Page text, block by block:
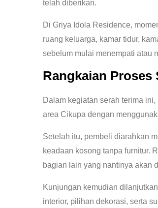
telah diberikan.
Di Griya Idola Residence,
ruang keluarga, kamar tidur,
sebelum mulai menempati atau
Rangkaian Proses
Dalam kegiatan serah terima
area Cikupa dengan
Setelah itu, pembeli diarahkan
keadaan kosong tanpa furnitur.
bagian lain yang nantinya akan
Kunjungan kemudian
interior, pilihan dekorasi, serta